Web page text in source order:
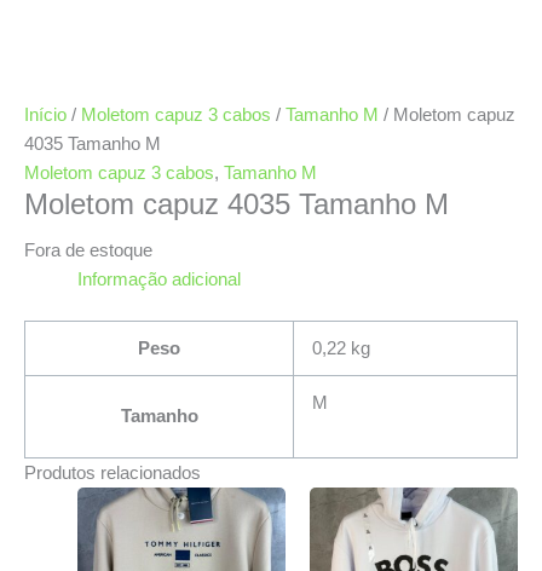
Início / Moletom capuz 3 cabos / Tamanho M / Moletom capuz
4035 Tamanho M
Moletom capuz 3 cabos, Tamanho M
Moletom capuz 4035 Tamanho M
Fora de estoque
Informação adicional
Peso 0,22 kg
Tamanho
M
Produtos relacionados